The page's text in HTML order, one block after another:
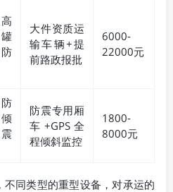
大件资质运
输车辆+提
前路政报批
6000-
22000元
防震专用厢
车+GPS全
程倾斜监控
1800-
8000元
同类型的重型设备，对承运的